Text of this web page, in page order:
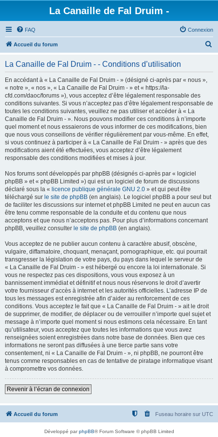
La Canaille de Fal Druim -
FAQ Connexion
Accueil du forum
La Canaille de Fal Druim - - Conditions d’utilisation
En accédant à « La Canaille de Fal Druim - » (désigné ci-après par « nous »,
« notre », « nos », « La Canaille de Fal Druim - » et « https://la-
cfd.com/daoc/forums »), vous acceptez d’être légalement responsable des
conditions suivantes. Si vous n’acceptez pas d’être légalement responsable de
toutes les conditions suivantes, veuillez ne pas utiliser et accéder à « La
Canaille de Fal Druim - ». Nous pouvons modifier ces conditions à n’importe
quel moment et nous essaierons de vous informer de ces modifications, bien
que nous vous conseillons de vérifier régulièrement par vous-même. En effet,
si vous continuez à participer à « La Canaille de Fal Druim - » après que des
modifications aient été effectuées, vous acceptez d’être légalement
responsable des conditions modifiées et mises à jour.
Nos forums sont développés par phpBB (désignés ci-après par « logiciel
phpBB » et « phpBB Limited ») qui est un logiciel de forum de discussions
déclaré sous la « licence publique générale GNU 2.0 » et qui peut être
téléchargé sur le site de phpBB (en anglais). Le logiciel phpBB a pour seul but
de faciliter les discussions sur internet et phpBB Limited ne peut en aucun cas
être tenu comme responsable de la conduite et du contenu que nous
acceptons et que nous n’acceptons pas. Pour plus d’informations concernant
phpBB, veuillez consulter le site de phpBB (en anglais).
Vous acceptez de ne publier aucun contenu à caractère abusif, obscène,
vulgaire, diffamatoire, choquant, menaçant, pornographique, etc. qui pourrait
transgresser la législation de votre pays, du pays dans lequel le serveur de
« La Canaille de Fal Druim - » est hébergé ou encore la loi internationale. Si
vous ne respectez pas ces dispositions, vous vous exposez à un
bannissement immédiat et définitif et nous nous réservons le droit d’avertir
votre fournisseur d’accès à internet et les autorités officielles. L’adresse IP de
tous les messages est enregistrée afin d’aider au renforcement de ces
conditions. Vous acceptez le fait que « La Canaille de Fal Druim - » ait le droit
de supprimer, de modifier, de déplacer ou de verrouiller n’importe quel sujet et
message à n’importe quel moment si nous estimons cela nécessaire. En tant
qu’utilisateur, vous acceptez que toutes les informations que vous avez
renseignées soient enregistrées dans notre base de données. Bien que ces
informations ne seront pas diffusées à une tierce partie sans votre
consentement, ni « La Canaille de Fal Druim - », ni phpBB, ne pourront être
tenus comme responsables en cas de tentative de piratage informatique visant
à compromettre vos données.
Revenir à l’écran de connexion
Accueil du forum Fuseau horaire sur UTC
Développé parphpBB® Forum Software © phpBB Limited